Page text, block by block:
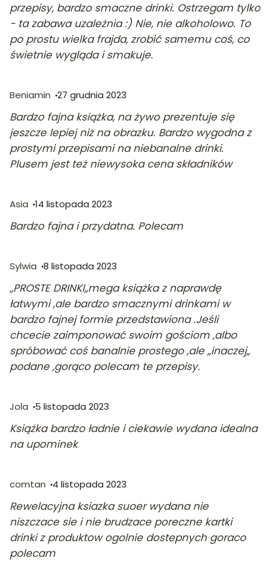
przepisy, bardzo smaczne drinki. Ostrzegam tylko
- ta zabawa uzależnia :) Nie, nie alkoholowo. To
po prostu wielka frajda, zrobić samemu coś, co
świetnie wygląda i smakuje.
Beniamin 27 grudnia 2023
Bardzo fajna książka, na żywo prezentuje się
jeszcze lepiej niż na obrazku. Bardzo wygodna z
prostymi przepisami na niebanalne drinki.
Plusem jest też niewysoka cena składników
Asia 14 listopada 2023
Bardzo fajna i przydatna. Polecam
Sylwia 8 listopada 2023
,,PROSTE DRINKI,,mega książka z naprawdę
łatwymi ,ale bardzo smacznymi drinkami w
bardzo fajnej formie przedstawiona .Jeśli
chcecie zaimponować swoim gościom ,albo
spróbować coś banalnie prostego ,ale ,,inaczej,,
podane ,gorąco polecam te przepisy.
Jola 5 listopada 2023
Książka bardzo ładnie i ciekawie wydana idealna
na upominek
comtan 4 listopada 2023
Rewelacyjna ksiazka suoer wydana nie
niszczace sie i nie brudzace poreczne kartki
drinki z produktow ogolnie dostepnych goraco
polecam